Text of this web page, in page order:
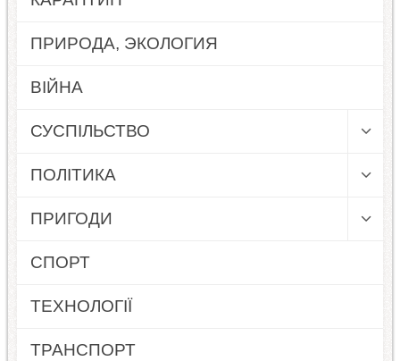
ПРИРОДА, ЭКОЛОГИЯ
ВІЙНА
СУСПІЛЬСТВО
ПОЛІТИКА
ПРИГОДИ
СПОРТ
ТЕХНОЛОГІЇ
ТРАНСПОРТ